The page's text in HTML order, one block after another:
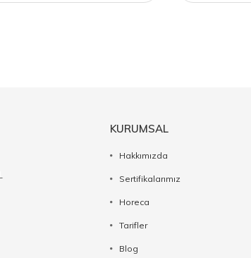
KURUMSAL
Hakkımızda
Sertifikalarımız
Horeca
Tarifler
Blog